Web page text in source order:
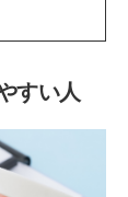
すい人